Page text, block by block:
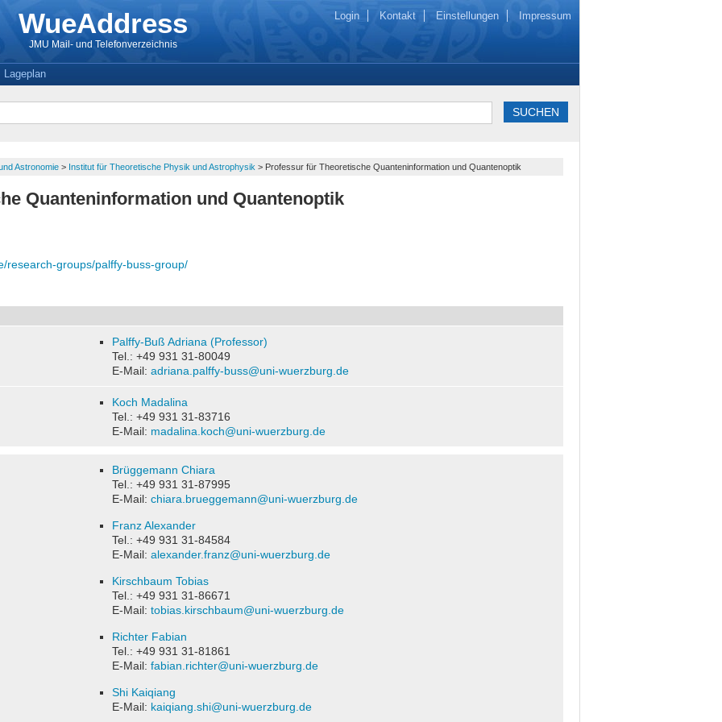
WueAddress
JMU Mail- und Telefonverzeichnis
Login Kontakt Einstellungen Impressum
Lageplan
Astronomie > Institut für Theoretische Physik und Astrophysik > Professur für Theoretische Quanteninformation und Quantenoptik
Quanteninformation und Quantenoptik
research-groups/palffy-buss-group/
Palffy-Buß Adriana (Professor)
Tel.: +49 931 31-80049
E-Mail: adriana.palffy-buss@uni-wuerzburg.de
Koch Madalina
Tel.: +49 931 31-83716
E-Mail: madalina.koch@uni-wuerzburg.de
Brüggemann Chiara
Tel.: +49 931 31-87995
E-Mail: chiara.brueggemann@uni-wuerzburg.de
Franz Alexander
Tel.: +49 931 31-84584
E-Mail: alexander.franz@uni-wuerzburg.de
Kirschbaum Tobias
Tel.: +49 931 31-86671
E-Mail: tobias.kirschbaum@uni-wuerzburg.de
Richter Fabian
Tel.: +49 931 31-81861
E-Mail: fabian.richter@uni-wuerzburg.de
Shi Kaiqiang
E-Mail: kaiqiang.shi@uni-wuerzburg.de